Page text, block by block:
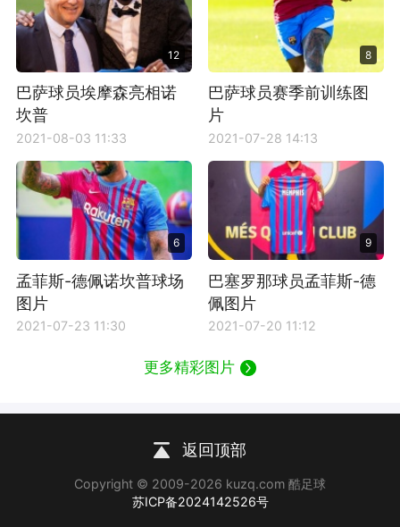
12
巴萨球员埃摩森亮相诺
坎普
2021-08-03 11:33
8
巴萨球员赛季前训练图
片
2021-07-28 14:13
6
孟菲斯-德佩诺坎普球场
图片
2021-07-23 11:30
9
巴塞罗那球员孟菲斯-德
佩图片
2021-07-20 11:12
更多精彩图片
返回顶部
Copyright © 2009-2026 kuzq.com 酷足球
苏ICP备2024142526号